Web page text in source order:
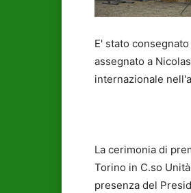
E' stato
assegnato a
internazionale
La cerimonia di
Torino in C.so
presenza del